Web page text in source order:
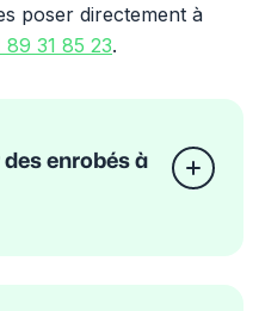
poser directement à
89 31 85 23.
enrobés à